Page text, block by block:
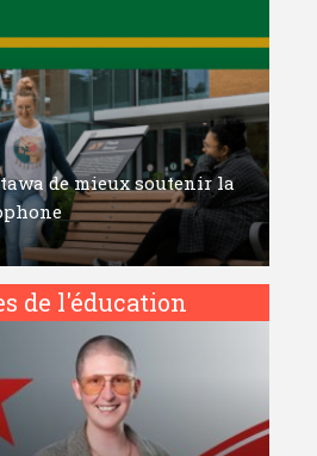
de mieux soutenir la
de l'éducation